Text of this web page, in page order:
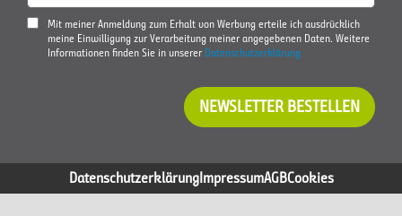
Mit meiner Anmeldung zum Erhalt von Werbung erteile ich ausdrücklich
meine Einwilligung zur Verarbeitung meiner angegebenen Daten. Weitere
Informationen finden Sie in unserer Datenschutzerklärung
NEWSLETTER BESTELLEN
DatenschutzerklärungImpressumAGBCookies